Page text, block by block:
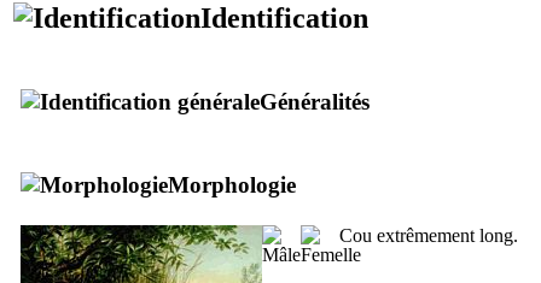
Identification
Généralités
Morphologie
Cou extrêmement long.